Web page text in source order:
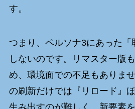
す。
つまり、ペルソナ3にあった「
しないのです。リマスター版
め、環境面での不足もありま
の刷新だけでは『リロード』
生み出すのが難しく、新要素